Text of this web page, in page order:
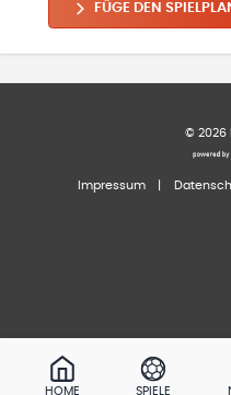
FÜGE DEN
© 2026
Impressum
HOME SPIELE